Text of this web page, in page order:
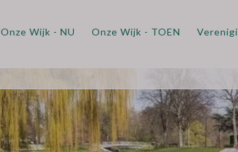
Onze Wijk - NU Onze Wijk - TOEN